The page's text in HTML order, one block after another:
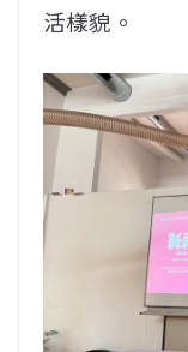
活樣貌。